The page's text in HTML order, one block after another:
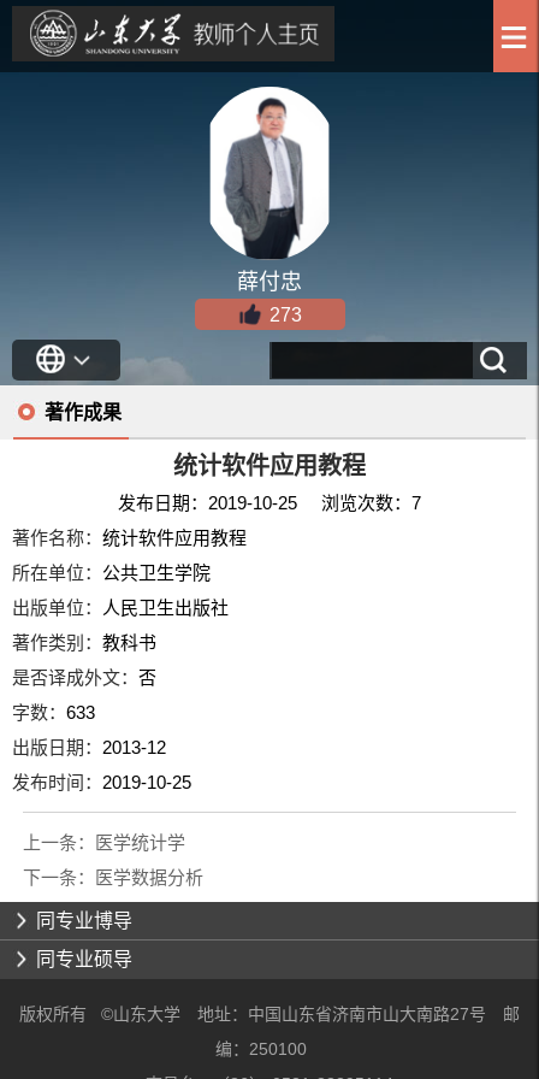
薛付忠
273
著作成果
统计软件应用教程
发布日期：2019-10-25 浏览次数： 7
著作名称：统计软件应用教程
所在单位： 公共卫生学院
出版单位： 人民卫生出版社
著作类别：教科书
是否译成外文：否
字数：633
出版日期： 2013-12
发布时间： 2019-10-25
上一条：
医学统计学
下一条：
医学数据分析
同专业博导
同专业硕导
版权所有 ©山东大学 地址：中国山东省济南市山大南路27号 邮
编：250100